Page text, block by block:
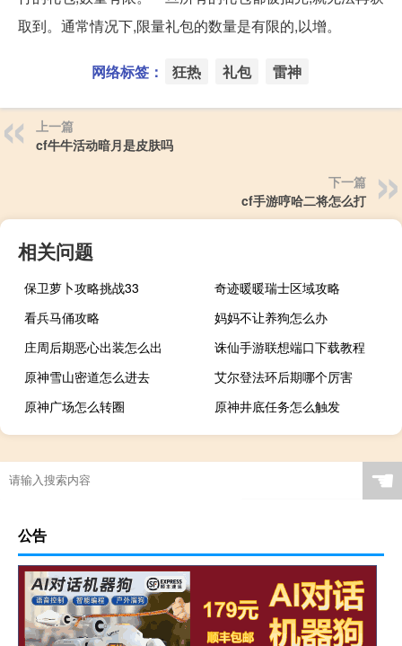
取到。通常情况下,限量礼包的数量是有限的,以增。
网络标签： 狂热 礼包 雷神
上一篇
cf牛牛活动暗月是皮肤吗
下一篇
cf手游哼哈二将怎么打
相关问题
保卫萝卜攻略挑战33
奇迹暖暖瑞士区域攻略
看兵马俑攻略
妈妈不让养狗怎么办
庄周后期恶心出装怎么出
诛仙手游联想端口下载教程
原神雪山密道怎么进去
艾尔登法环后期哪个厉害
原神广场怎么转圈
原神井底任务怎么触发
☚
公告